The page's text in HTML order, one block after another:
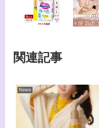
関連記事
News